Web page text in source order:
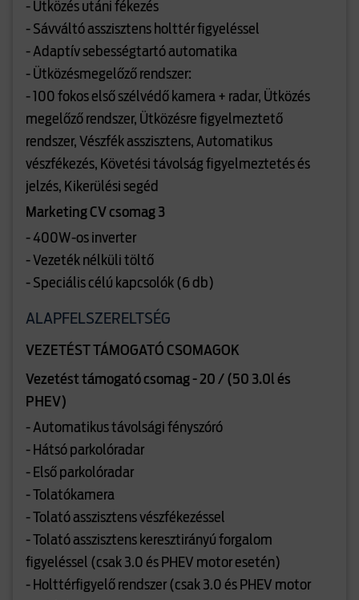
- Ütközés utáni fékezés
- Sávváltó asszisztens holttér figyeléssel
- Adaptív sebességtartó automatika
- Ütközésmegelőző rendszer:
- 100 fokos első szélvédő kamera + radar, Ütközés
megelőző rendszer, Ütközésre figyelmeztető
rendszer, Vészfék asszisztens, Automatikus
vészfékezés, Követési távolság figyelmeztetés és
jelzés, Kikerülési segéd
Marketing CV csomag 3
- 400W-os inverter
- Vezeték nélküli töltő
- Speciális célú kapcsolók (6 db)
ALAPFELSZERELTSÉG
VEZETÉST TÁMOGATÓ CSOMAGOK
Vezetést támogató csomag - 20 / (50 3.0l és
PHEV)
- Automatikus távolsági fényszóró
- Hátsó parkolóradar
- Első parkolóradar
- Tolatókamera
- Tolató asszisztens vészfékezéssel
- Tolató asszisztens keresztirányú forgalom
figyeléssel (csak 3.0 és PHEV motor esetén)
- Holttérfigyelő rendszer (csak 3.0 és PHEV motor